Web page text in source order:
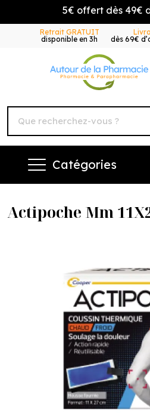
5€ offert dès 49€
Retrait GRATUIT
disponible en 3h
dès 69€
Catégories
Actipoche Mm